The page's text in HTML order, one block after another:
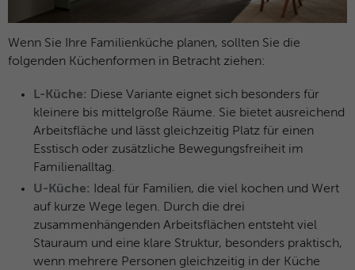
Wenn Sie Ihre Familienküche planen, sollten Sie die
folgenden Küchenformen in Betracht ziehen:
L-Küche: Diese Variante eignet sich besonders für
kleinere bis mittelgroße Räume. Sie bietet ausreichend
Arbeitsfläche und lässt gleichzeitig Platz für einen
Esstisch oder zusätzliche Bewegungsfreiheit im
Familienalltag.
U-Küche:
Ideal für Familien, die viel kochen und Wert
auf kurze Wege legen. Durch die drei
zusammenhängenden Arbeitsflächen entsteht viel
Stauraum und eine klare Struktur, besonders praktisch,
wenn mehrere Personen gleichzeitig in der Küche